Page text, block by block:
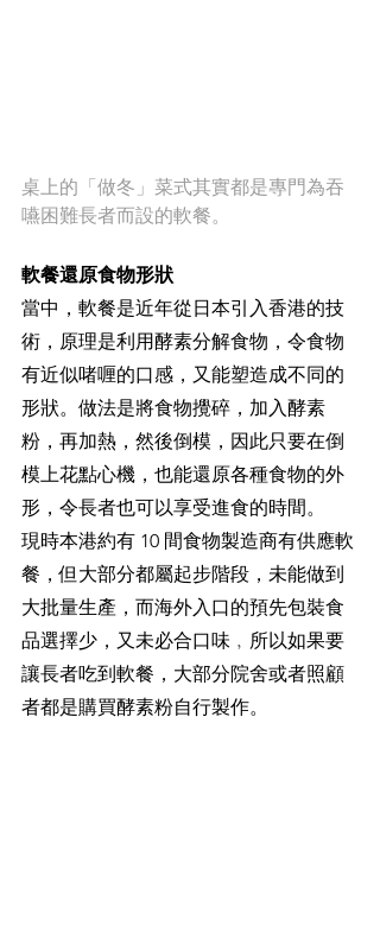
桌上的「做冬」菜式其實都是專門為吞
嚥困難長者而設的軟餐。
軟餐還原食物形狀
當中，軟餐是近年從日本引入香港的技
術，原理是利用酵素分解食物，令食物
有近似啫喱的口感，又能塑造成不同的
形狀。做法是將食物攪碎，加入酵素
粉，再加熱，然後倒模，因此只要在倒
模上花點心機，也能還原各種食物的外
形，令長者也可以享受進食的時間。
現時本港約有 10 間食物製造商有供應軟
餐，但大部分都屬起步階段，未能做到
大批量生產，而海外入口的預先包裝食
品選擇少，又未必合口味﹐所以如果要
讓長者吃到軟餐，大部分院舍或者照顧
者都是購買酵素粉自行製作。